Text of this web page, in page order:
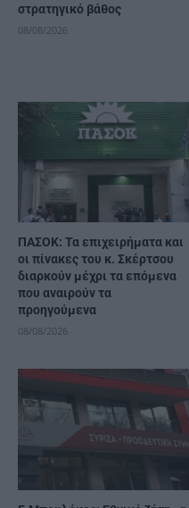
στρατηγικό βάθος
08/08/2026
ΠΑΣΟΚ: Τα επιχειρήματα και
οι πίνακες του κ. Σκέρτσου
διαρκούν μέχρι τα επόμενα
που αναιρούν τα
προηγούμενα
08/08/2026